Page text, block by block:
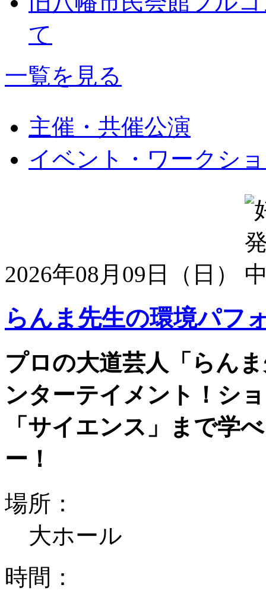
て
一覧を見る
主催・共催公演
イベント・ワークシ
2026年08月09日（日）
らんま先生の環境パフ
プロの大道芸人「らん
ンターテイメント！シ
「サイエンス」まで学
ー！
場所：
大ホール
時間：